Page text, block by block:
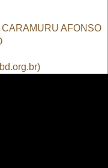
AFONSO